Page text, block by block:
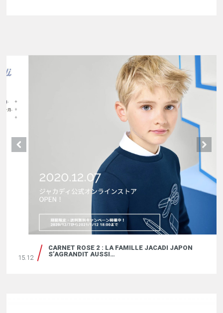
15.12
CARNET ROSE 2 : LA FAMILLE JACADI JAPON
S’AGRANDIT AUSSI…